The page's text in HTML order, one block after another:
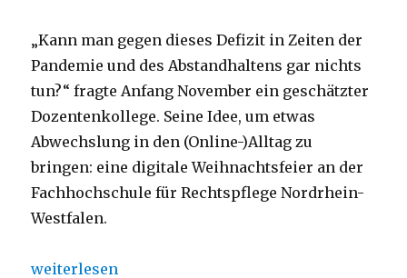
„Kann man gegen dieses Defizit in Zeiten der
Pandemie und des Abstandhaltens gar nichts
tun?“ fragte Anfang November ein geschätzter
Dozentenkollege. Seine Idee, um etwas
Abwechslung in den (Online-)Alltag zu
bringen: eine digitale Weihnachtsfeier an der
Fachhochschule für Rechtspflege Nordrhein-
Westfalen.
„Digitales Wunderland“
weiterlesen